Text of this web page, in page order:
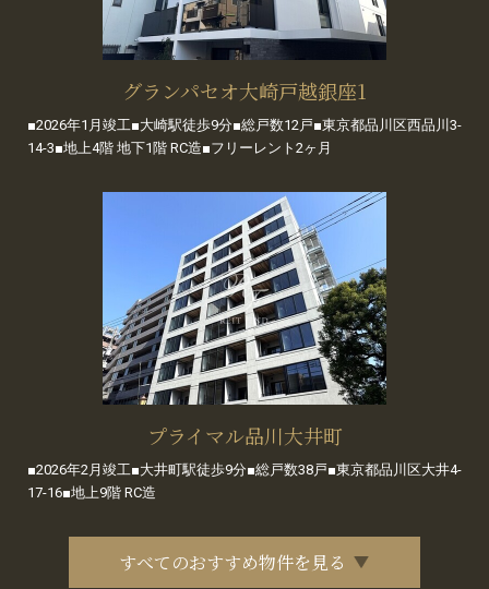
グランパセオ大崎戸越銀座1
■2026年1月竣工■大崎駅徒歩9分■総戸数12戸■東京都品川区西品川3-
14-3■地上4階 地下1階 RC造■フリーレント2ヶ月
プライマル品川大井町
■2026年2月竣工■大井町駅徒歩9分■総戸数38戸■東京都品川区大井4-
17-16■地上9階 RC造
すべてのおすすめ物件を見る